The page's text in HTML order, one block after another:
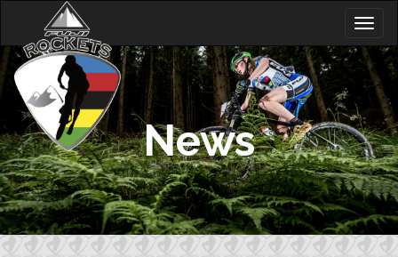
content
News